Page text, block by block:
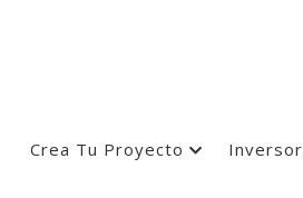
Crea Tu Proyecto Inversor